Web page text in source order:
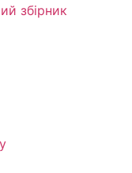
збірник